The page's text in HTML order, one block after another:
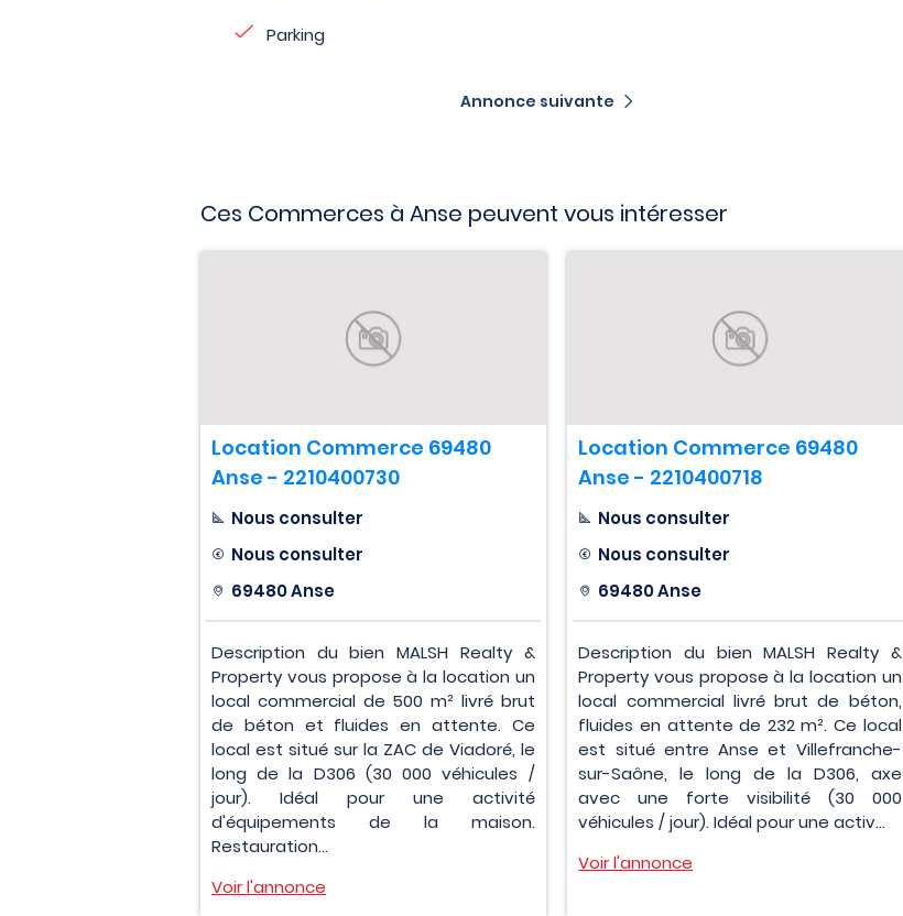
Parking
Annonce suivante
Ces Commerces à Anse peuvent vous intéresser
Location Commerce 69480
Anse - 2210400730
Nous consulter
Nous consulter
69480 Anse
Description du bien MALSH Realty &
Property vous propose à la location un
local commercial de 500 m² livré brut
de béton et fluides en attente. Ce
local est situé sur la ZAC de Viadoré, le
long de la D306 (30 000 véhicules /
jour). Idéal pour une activité
d'équipements de la maison.
Restauration...
Voir l'annonce
Location Commerce 69480
Anse - 2210400718
Nous consulter
Nous consulter
69480 Anse
Description du bien MALSH Realty &
Property vous propose à la location un
local commercial livré brut de béton,
fluides en attente de 232 m². Ce local
est situé entre Anse et Villefranche-
sur-Saône, le long de la D306, axe
avec une forte visibilité (30 000
véhicules / jour). Idéal pour une activ...
Voir l'annonce